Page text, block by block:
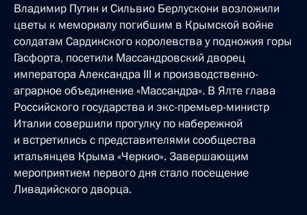
Владимир Путин и Сильвио Берлускони возложили
цветы к мемориалу погибшим в Крымской войне
солдатам Сардинского королевства у подножия горы
Гасфорта, посетили Массандровский дворец
императора Александра III и производственно-
аграрное объединение «Массандра». В Ялте глава
Российского государства и экс-премьер-министр
Италии совершили прогулку по набережной
и встретились с представителями сообщества
итальянцев Крыма «Черкио». Завершающим
мероприятием первого дня стало посещение
Ливадийского дворца.